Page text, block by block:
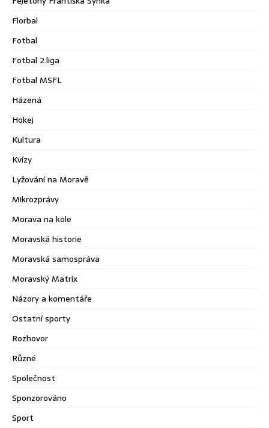
Florbal
Fotbal
Fotbal 2.liga
Fotbal MSFL
Házená
Hokej
Kultura
Kvízy
Lyžování na Moravě
Mikrozprávy
Morava na kole
Moravská historie
Moravská samospráva
Moravský Matrix
Názory a komentáře
Ostatní sporty
Rozhovor
Různé
Společnost
Sponzorováno
Sport